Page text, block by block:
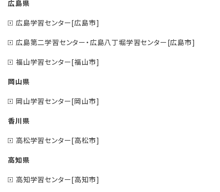
広島県
広島学習センター[広島市]
広島第二学習センター・広島八丁堀学習センター[広島市]
福山学習センター[福山市]
岡山県
岡山学習センター[岡山市]
香川県
高松学習センター[高松市]
高知県
高知学習センター[高知市]